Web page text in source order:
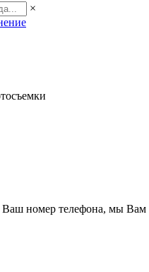
×
Ваш номер телефона, мы Вам